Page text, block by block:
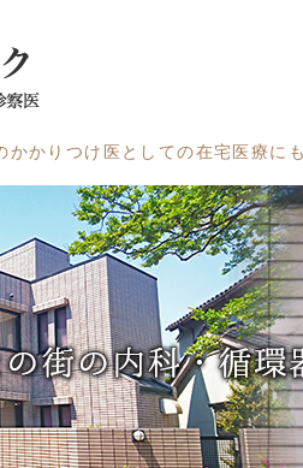
石川県金沢
かりつけ医としての在宅医療に